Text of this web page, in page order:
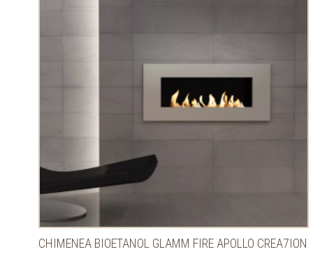
CHIMENEA BIOETANOL GLAMM FIRE APOLLO CREA7ION